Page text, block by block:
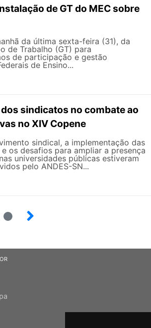
de GT do MEC sobre
da última sexta-feira (31), da
de Trabalho (GT) para
de participação e gestão
de Ensino...
sindicatos no combate ao
no XIV Copene
sindical, a implementação das
os desafios para ampliar a presença
universidades públicas estiveram
pelo ANDES-SN...